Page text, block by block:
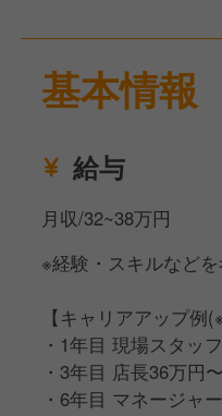
基本情報
給与
月収/32~38万円
※経験・スキルなど
【キャリアアップ例
・1年目 現場スタッ
・3年目 店長36万円〜
・6年目 マネージャ